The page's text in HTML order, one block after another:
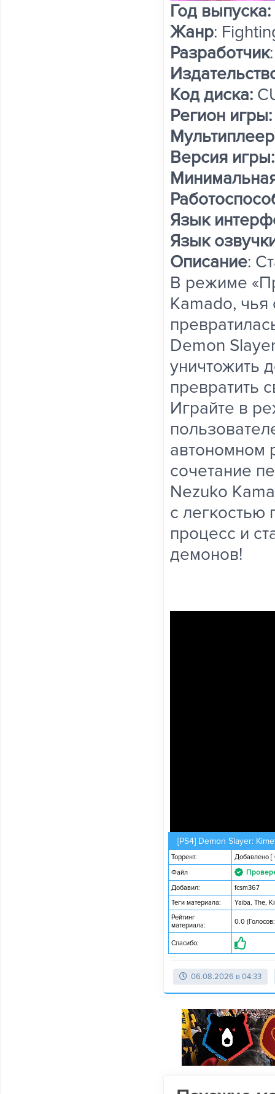
Год выпуска:
Жанр:
Разработчик
Код диска:
Регион игры:
Версия игры:
Язык
Язык
Описание:
В режиме
Kamado, чья
Demon
уничтожить
превратить
Играйте в
автономном
сочетание
Nezuko
с легкостью
процесс и
демонов!
[PS4] Demon Slayer:
Торрент: Добавлено [
Файл
Добавил:
fcsm367
Теги материала:
Yaiba, The,
Рейтинг
материала:
0.0
Спасибо:
06.08.2026 в 04:33